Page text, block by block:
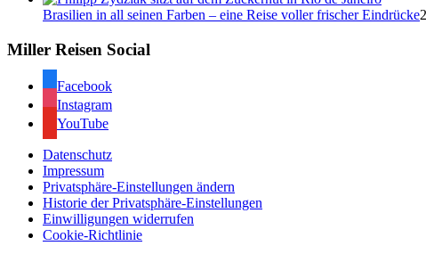
Brasilien in all seinen Farben – eine Reise voller frischer Eindrücke
Miller Reisen Social
Facebook
Instagram
YouTube
Datenschutz
Impressum
Privatsphäre-Einstellungen ändern
Historie der Privatsphäre-Einstellungen
Einwilligungen widerrufen
Cookie-Richtlinie